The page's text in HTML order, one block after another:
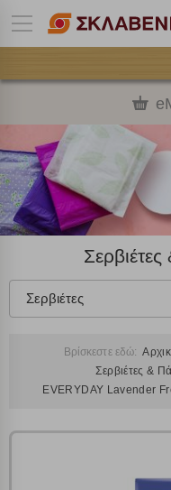
Σερβιέτες
Βρίσκεστε εδώ:
Σερβιέτες &
EVERYDAY Lavender